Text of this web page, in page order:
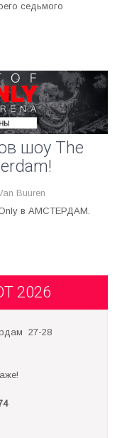
седьмого
шоу The
Buuren
в АМСТЕРДАМ.
2026
27-28